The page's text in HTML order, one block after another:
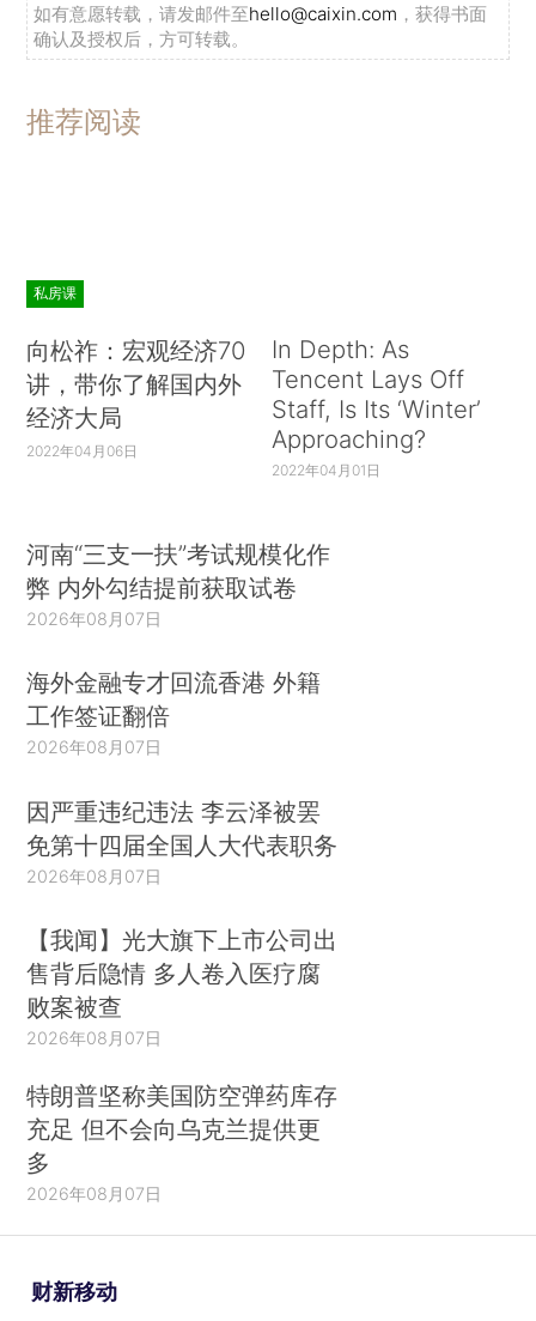
如有意愿转载，请发邮件至hello@caixin.com ，获得书面
确认及授权后，方可转载。
推荐阅读
私房课
向松祚：宏观经济70
讲，带你了解国内外
经济大局
2022年04月06日
In Depth: As
Tencent Lays Off
Staff, Is Its ‘Winter’
Approaching?
2022年04月01日
河南“三支一扶”考试规模化作
弊 内外勾结提前获取试卷
2026年08月07日
海外金融专才回流香港 外籍
工作签证翻倍
2026年08月07日
因严重违纪违法 李云泽被罢
免第十四届全国人大代表职务
2026年08月07日
【我闻】光大旗下上市公司出
售背后隐情 多人卷入医疗腐
败案被查
2026年08月07日
特朗普坚称美国防空弹药库存
充足 但不会向乌克兰提供更
多
2026年08月07日
财新移动